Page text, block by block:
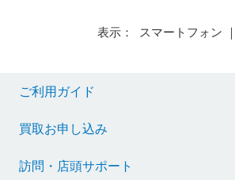
表示： スマートフォン ｜
ご利用ガイド
買取お申し込み
訪問・店頭サポート